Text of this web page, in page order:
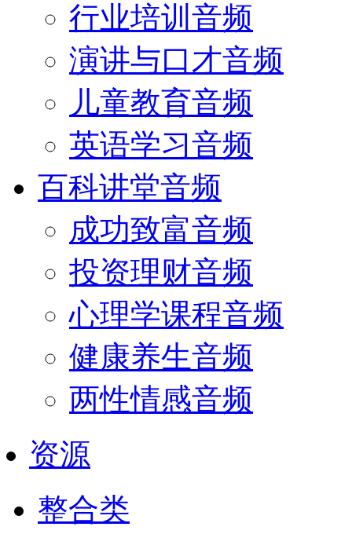
行业培训音频
演讲与口才音频
儿童教育音频
英语学习音频
百科讲堂音频
成功致富音频
投资理财音频
心理学课程音频
健康养生音频
两性情感音频
资源
整合类